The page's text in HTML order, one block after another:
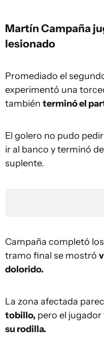
Martín Campaña
lesionado
Promediado el
experimentó una
también terminó el
El golero no pudo
ir al banco y terminó
suplente.
Campaña completó
tramo final se mostró
dolorido.
La zona afectada
tobillo, pero el
su rodilla.